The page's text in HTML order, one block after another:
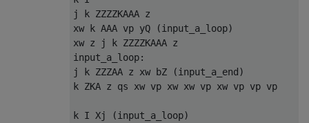
j k ZZZZKAAA z
xw k AAA vp yQ (input_a_loop)
xw z j k ZZZZKAAA z
input_a_loop:
j k ZZZAA z xw bZ (input_a_end)
k ZKA z qs xw vp xw xw vp xw vp vp vp
k I Xj (input_a_loop)